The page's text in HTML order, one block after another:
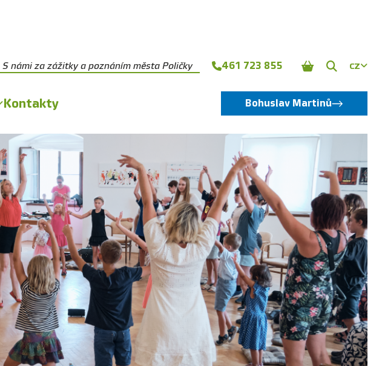
S námi za zážitky a poznáním města Poličky 461 723 855
Zobrazit
CZ
Kontakty Bohuslav Martinů